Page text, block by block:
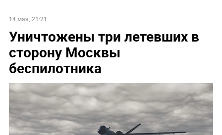
14 мая, 21:21
Уничтожены три летевших в
сторону Москвы
беспилотника